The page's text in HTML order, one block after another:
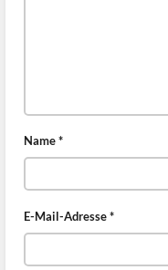
Name*
E-Mail-Adresse*